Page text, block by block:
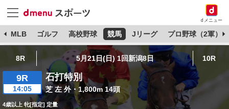
dメニュー
MLB ゴルフ 高校野球 競馬 Jリーグ プロ野球（2軍）
8R 5月21日(日) 1回新潟8日 10R
9R
14:05
石打特別
芝 左 外・1,800m 14頭
4歳以上 牝[指定] 定量